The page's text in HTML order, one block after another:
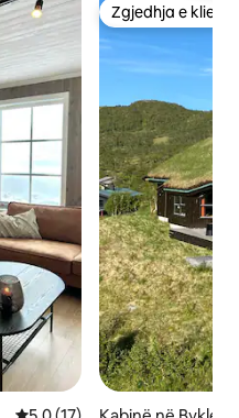
Zgjedhja e
Zgjedhja e